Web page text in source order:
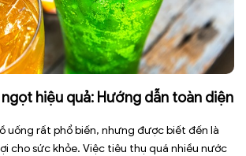
hiệu quả: Hướng dẫn toàn diện
uống rất phổ biến, nhưng được biết đến là
cho sức khỏe. Việc tiêu thụ quá nhiều nước